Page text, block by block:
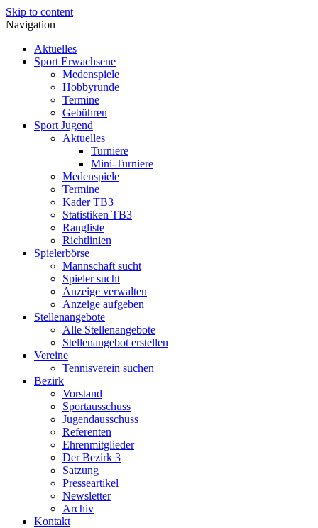
Skip to content
Navigation
Aktuelles
Sport Erwachsene
Medenspiele
Hobbyrunde
Termine
Gebühren
Sport Jugend
Aktuelles
Turniere
Mini-Turniere
Medenspiele
Termine
Kader TB3
Statistiken TB3
Rangliste
Richtlinien
Spielerbörse
Mannschaft sucht
Spieler sucht
Anzeige verwalten
Anzeige aufgeben
Stellenangebote
Alle Stellenangebote
Stellenangebot erstellen
Vereine
Tennisverein suchen
Bezirk
Vorstand
Sportausschuss
Jugendausschuss
Referenten
Ehrenmitglieder
Der Bezirk 3
Satzung
Presseartikel
Newsletter
Archiv
Kontakt